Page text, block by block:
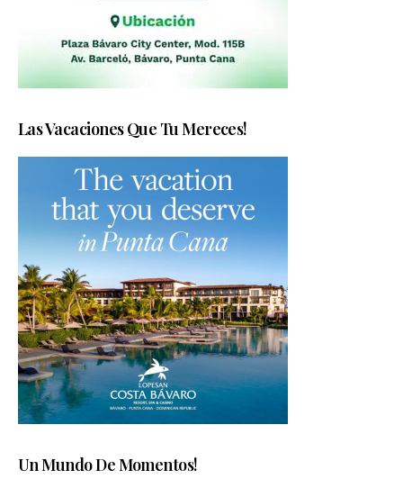
Las Vacaciones Que Tu Mereces!
Un Mundo De Momentos!